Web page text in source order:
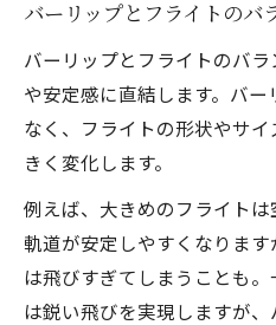
バーリップとフライトのバ
バーリップとフライトのバ
や安定感に直結します。バ
なく、フライトの形状やサ
きく変化します。
例えば、大きめのフライト
軌道が安定しやすくなりま
は飛びすぎてしまうことも
は鋭い飛びを実現しますが